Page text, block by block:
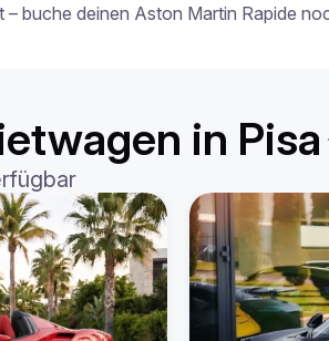
buche deinen Aston Martin Rapide
in Pisa